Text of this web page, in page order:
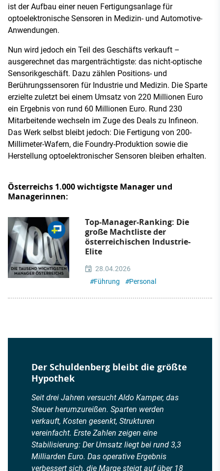
ist der Aufbau einer neuen Fertigungsanlage für
optoelektronische Sensoren in Medizin- und Automotive-
Anwendungen.
Nun wird jedoch ein Teil des Geschäfts verkauft –
ausgerechnet das margenträchtigste: das nicht-optische
Sensorikgeschäft. Dazu zählen Positions- und
Berührungssensoren für Industrie und Medizin. Die Sparte
erzielte zuletzt bei einem Umsatz von 220 Millionen Euro
ein Ergebnis von rund 60 Millionen Euro. Rund 230
Mitarbeitende wechseln im Zuge des Deals zu Infineon.
Das Werk selbst bleibt jedoch: Die Fertigung von 200-
Millimeter-Wafern, die Foundry-Produktion sowie die
Herstellung optoelektronischer Sensoren bleiben erhalten.
Österreichs 1.000 wichtigste Manager und
Managerinnen:
Top-Manager-Ranking: Die
große Machtliste der
österreichischen Industrie-
Elite
28.04.2026
#Führung #Personal
Der Schuldenberg bleibt die größte
Hypothek
Seit drei Jahren versucht Aldo Kamper, das
Steuer herumzureißen. Sparten werden
verkauft, Kosten gesenkt, Strukturen
vereinfacht. Erste Zahlen zeigen eine
Stabilisierung: Der Umsatz liegt bei rund 3,3
Milliarden Euro. Das operative Ergebnis
verbessert sich, die Marge steigt auf über 18